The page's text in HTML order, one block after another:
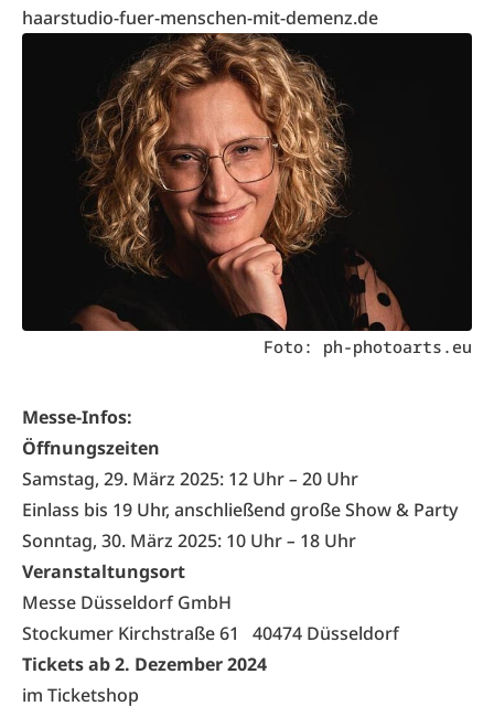
haarstudio-fuer-menschen-mit-demenz.de
Foto: ph-photoarts.eu
Messe-Infos:
Öffnungszeiten
Samstag, 29. März 2025: 12 Uhr– 20 Uhr
Einlass bis 19 Uhr, anschließend große Show & Party
Sonntag, 30. März 2025: 10 Uhr– 18 Uhr
Veranstaltungsort
Messe Düsseldorf GmbH
Stockumer Kirchstraße 61 40474 Düsseldorf
Tickets ab 2. Dezember 2024
im Ticketshop